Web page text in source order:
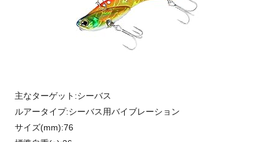
主なターゲット:シーバス
ルアータイプ:シーバス用バイブレーション
サイズ(mm):76